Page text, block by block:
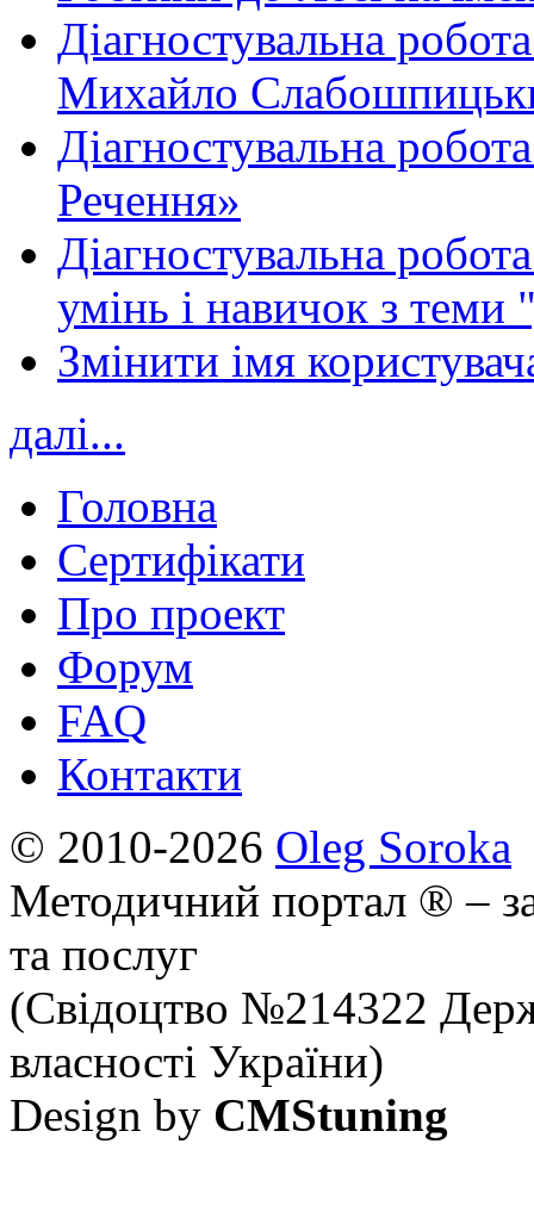
Діагностувальна
Михайло
Діагностувальна
Речення»
Діагностувальна
умінь і навичок з теми
Змінити імя
далі...
Головна
Сертифікати
Про проект
Форум
FAQ
Контакти
© 2010-2026 Oleg Soroka
Методичний портал ® –
та послуг
(Свідоцтво №214322
власності України)
Design by CMStuning